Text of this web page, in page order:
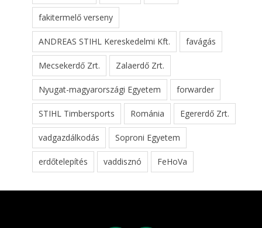
fakitermelő verseny
ANDREAS STIHL Kereskedelmi Kft. favágás
Mecsekerdő Zrt. Zalaerdő Zrt.
Nyugat-magyarországi Egyetem forwarder
STIHL Timbersports Románia Egererdő Zrt.
vadgazdálkodás Soproni Egyetem
erdőtelepítés vaddisznó FeHoVa